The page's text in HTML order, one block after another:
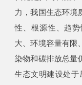
力，我国生态环境
性、根源性、趋
大、环境容量有限
染物和碳排放总量
生态文明建设处于